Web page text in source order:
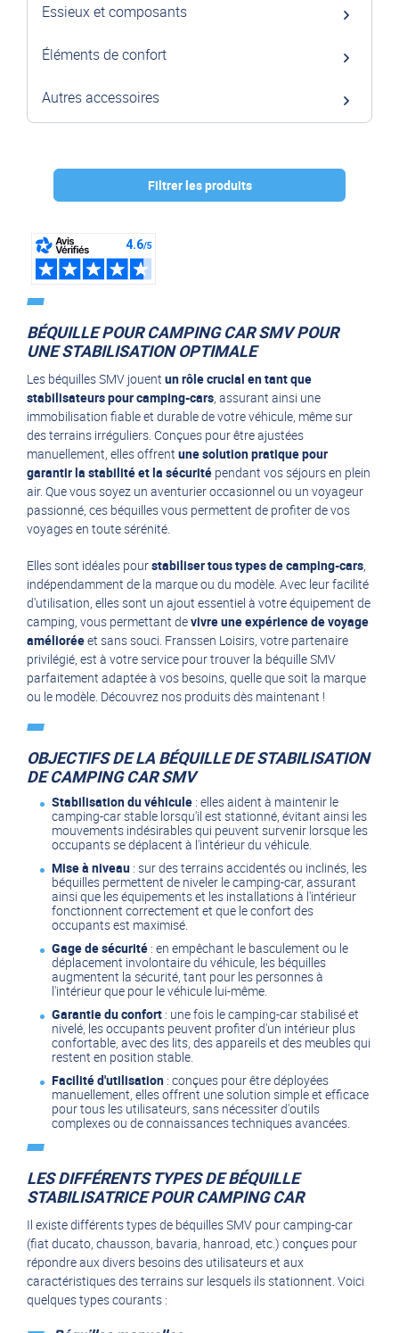
Filtrer les produits
SMV (2)
Essieux et composants
Éléments de confort
Autres accessoires
BÉQUILLE POUR CAMPING CAR SMV POUR
UNE STABILISATION OPTIMALE
Les béquilles SMV jouent un rôle crucial en tant que
stabilisateurs pour camping-cars, assurant ainsi une
immobilisation fiable et durable de votre véhicule, même sur
des terrains irréguliers. Conçues pour être ajustées
manuellement, elles offrent une solution pratique pour
garantir la stabilité et la sécurité pendant vos séjours en plein
air. Que vous soyez un aventurier occasionnel ou un voyageur
passionné, ces béquilles vous permettent de profiter de vos
voyages en toute sérénité.
Elles sont idéales pourstabiliser tous types de camping-cars,
indépendamment de la marque ou du modèle. Avec leur facilité
d'utilisation, elles sont un ajout essentiel à votre équipement de
camping, vous permettant devivre une expérience de voyage
amélioréeet sans souci. Franssen Loisirs, votre partenaire
privilégié, est à votre service pour trouver la béquille SMV
parfaitement adaptée à vos besoins, quelle que soit la marque
ou le modèle. Découvrez nos produits dès maintenant !
OBJECTIFS DE LA BÉQUILLE DE STABILISATION
DE CAMPING CAR SMV
Stabilisation du véhicule : elles aident à maintenir le
camping-car stable lorsqu'il est stationné, évitant ainsi les
mouvements indésirables qui peuvent survenir lorsque les
occupants se déplacent à l'intérieur du véhicule.
Mise à niveau : sur des terrains accidentés ou inclinés, les
béquilles permettent de niveler le camping-car, assurant
ainsi que les équipements et les installations à l'intérieur
fonctionnent correctement et que le confort des
occupants est maximisé.
Gage de sécurité : en empêchant le basculement ou le
déplacement involontaire du véhicule, les béquilles
augmentent la sécurité, tant pour les personnes à
l'intérieur que pour le véhicule lui-même.
Garantie du confort : une fois le camping-car stabilisé et
nivelé, les occupants peuvent profiter d'un intérieur plus
confortable, avec des lits, des appareils et des meubles qui
restent en position stable.
Facilité d'utilisation : conçues pour être déployées
manuellement, elles offrent une solution simple et efficace
pour tous les utilisateurs, sans nécessiter d'outils
complexes ou de connaissances techniques avancées.
LES DIFFÉRENTS TYPES DE BÉQUILLE
STABILISATRICE POUR CAMPING CAR
Il existe différents types de béquilles SMV pour camping-car
(fiat ducato, chausson, bavaria, hanroad, etc.) conçues pour
répondre aux divers besoins des utilisateurs et aux
caractéristiques des terrains sur lesquels ils stationnent. Voici
quelques types courants :